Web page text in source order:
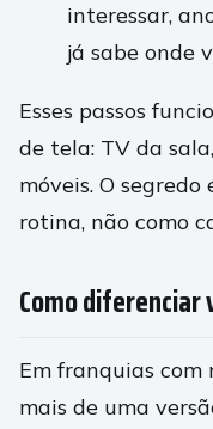
interessar,
já sabe onde
Esses passos
de tela: TV da
móveis. O
rotina, não como
Como
Em franquias com
mais de uma